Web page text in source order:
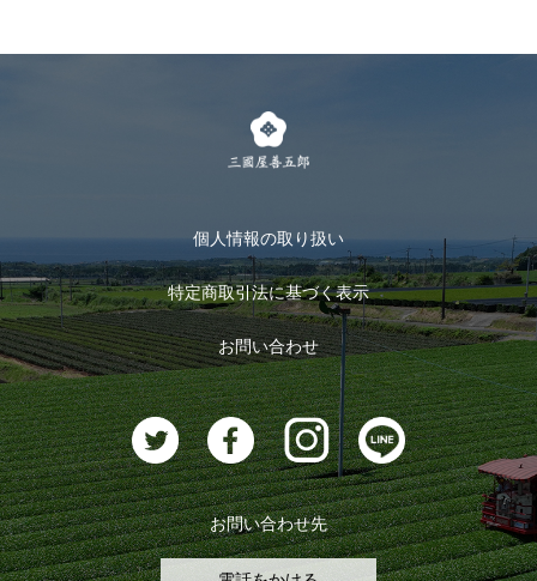
個人情報の取り扱い
特定商取引法に基づく表示
お問い合わせ
お問い合わせ先